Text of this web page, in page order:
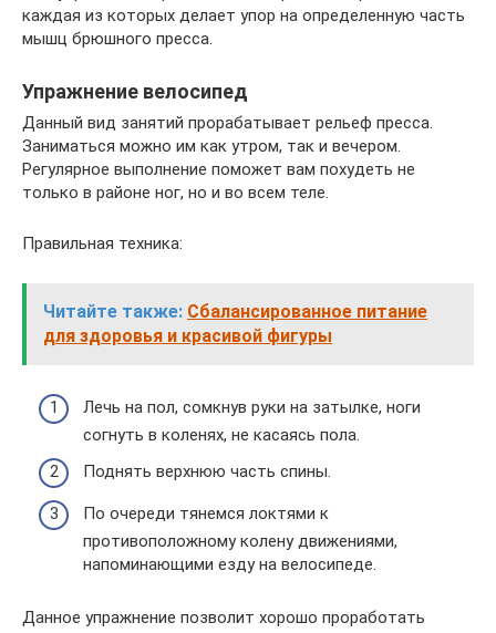
каждая из которых делает упор на определенную часть
мышц брюшного пресса.
Упражнение велосипед
Данный вид занятий прорабатывает рельеф пресса.
Заниматься можно им как утром, так и вечером.
Регулярное выполнение поможет вам похудеть не
только в районе ног, но и во всем теле.
Правильная техника:
Читайте также: Сбалансированное питание
для здоровья и красивой фигуры
Лечь на пол, сомкнув руки на затылке, ноги
согнуть в коленях, не касаясь пола.
Поднять верхнюю часть спины.
По очереди тянемся локтями к
противоположному колену движениями,
напоминающими езду на велосипеде.
Данное упражнение позволит хорошо проработать